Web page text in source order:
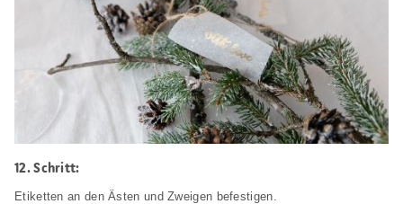
Schritt:
Etiketten an den Ästen und Zweigen befestigen.